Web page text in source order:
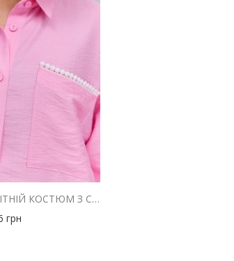
ЖІНОЧИЙ ЛІТНІЙ КОСТЮМ З СОРОЧКОЮ І ШТАНАМИ РОЖЕВИЙ З БІЛИМ МАКРАМЕ
грн